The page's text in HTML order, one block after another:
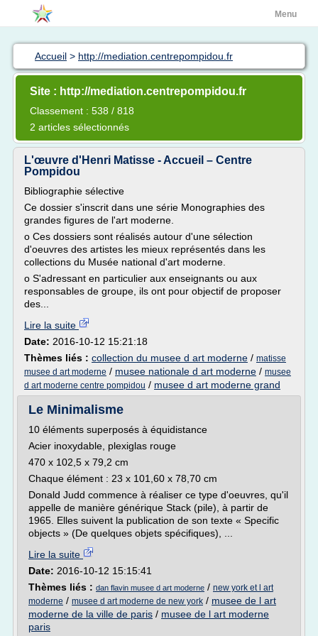
Menu
Accueil > http://mediation.centrepompidou.fr
Site : http://mediation.centrepompidou.fr
Classement : 538 / 818
2 articles sélectionnés
L'œuvre d'Henri Matisse - Accueil – Centre
Pompidou
Bibliographie sélective
Ce dossier s'inscrit dans une série Monographies des
grandes figures de l'art moderne.
o Ces dossiers sont réalisés autour d'une sélection
d'oeuvres des artistes les mieux représentés dans les
collections du Musée national d'art moderne.
o S'adressant en particulier aux enseignants ou aux
responsables de groupe, ils ont pour objectif de proposer
des...
Lire la suite
Date: 2016-10-12 15:21:18
Thèmes liés : collection du musee d art moderne / matisse
musee d art moderne / musee nationale d art moderne / musee
d art moderne centre pompidou / musee d art moderne grand
Le Minimalisme
10 éléments superposés à équidistance
Acier inoxydable, plexiglas rouge
470 x 102,5 x 79,2 cm
Chaque élément : 23 x 101,60 x 78,70 cm
Donald Judd commence à réaliser ce type d'oeuvres, qu'il
appelle de manière générique Stack (pile), à partir de
1965. Elles suivent la publication de son texte « Specific
objects » (De quelques objets spécifiques), ...
Lire la suite
Date: 2016-10-12 15:15:41
Thèmes liés : dan flavin musee d art moderne / new york et l art
moderne / musee d art moderne de new york / musee de l art
moderne de la ville de paris / musee de l art moderne
paris